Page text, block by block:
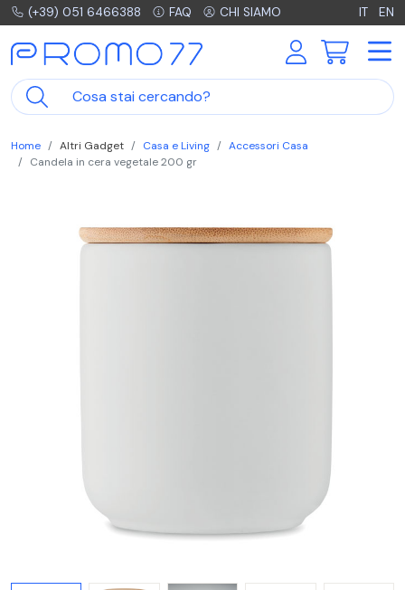
(+39) 051 6466388 FAQ CHI SIAMO IT EN
Home Altri Gadget Casa e Living
Accessori Casa
Candela in cera vegetale 200 gr